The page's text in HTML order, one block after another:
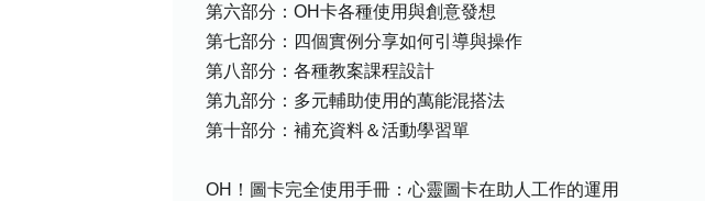
第六部分：OH卡各種使用與創意發想
第七部分：四個實例分享如何引導與操作
第八部分：各種教案課程設計
第九部分：多元輔助使用的萬能混搭法
第十部分：補充資料＆活動學習單
OH！圖卡完全使用手冊：心靈圖卡在助人工作的運用